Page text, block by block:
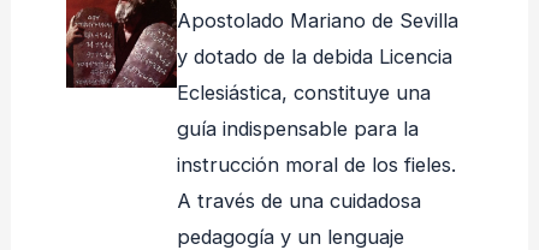
Apostolado Mariano de Sevilla
y dotado de la debida Licencia
Eclesiástica, constituye una
guía indispensable para la
instrucción moral de los fieles.
A través de una cuidadosa
pedagogía y un lenguaje